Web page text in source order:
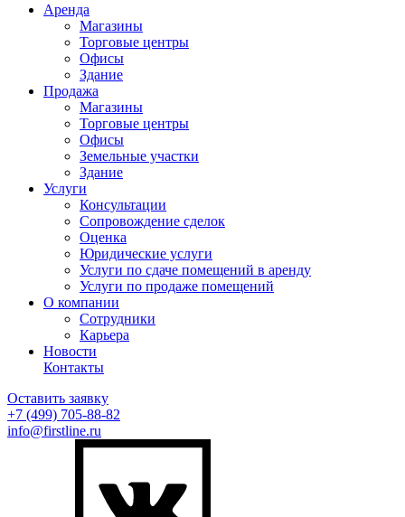
Аренда
Магазины
Торговые центры
Офисы
Здание
Продажа
Магазины
Торговые центры
Офисы
Земельные участки
Здание
Услуги
Консультации
Сопровождение сделок
Оценка
Юридические услуги
Услуги по сдаче помещений в аренду
Услуги по продаже помещений
О компании
Сотрудники
Карьера
Новости
Контакты
Оставить заявку
+7 (499) 705-88-82
info@firstline.ru